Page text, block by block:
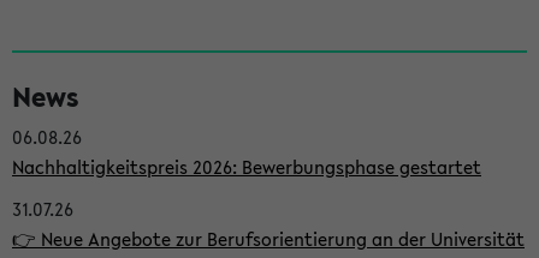
e
i
t
e
News
06.08.26
Nachhaltigkeitspreis 2026: Bewerbungsphase gestartet
31.07.26
👉 Neue Angebote zur Berufsorientierung an der Universität